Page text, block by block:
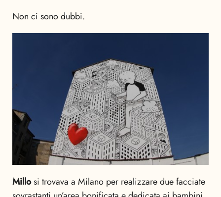
Non ci sono dubbi.
Millosi trovava a Milano per realizzare due facciate